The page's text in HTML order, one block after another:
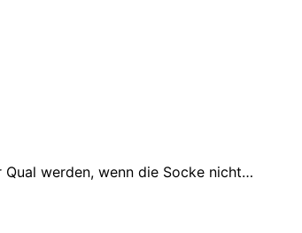
werden, wenn die Socke nicht…